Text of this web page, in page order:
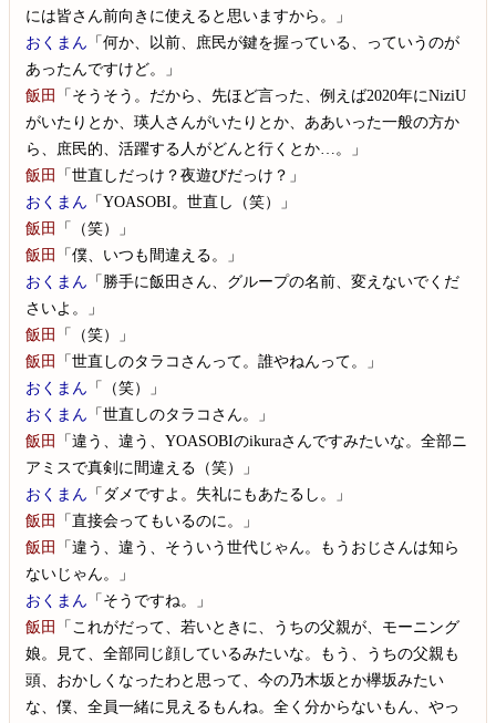
には皆さん前向きに使えると思いますから。」
おくまん 「何か、以前、庶民が鍵を握っている、っていうのが
あったんですけど。」
飯田
「そうそう。だから、先ほど言った、例えば2020年にNiziU
がいたりとか、瑛人さんがいたりとか、ああいった一般の方か
ら、庶民的、活躍する人がどんと行くとか…。」
飯田
「世直しだっけ？夜遊びだっけ？」
おくまん 「YOASOBI。世直し（笑）」
飯田
「（笑）」
飯田
「僕、いつも間違える。」
おくまん 「勝手に飯田さん、グループの名前、変えないでくだ
さいよ。」
飯田
「（笑）」
飯田
「世直しのタラコさんって。誰やねんって。」
おくまん 「（笑）」
おくまん 「世直しのタラコさん。」
飯田
「違う、違う、YOASOBIのikuraさんですみたいな。全部ニ
アミスで真剣に間違える（笑）」
おくまん 「ダメですよ。失礼にもあたるし。」
飯田
「直接会ってもいるのに。」
飯田
「違う、違う、そういう世代じゃん。もうおじさんは知ら
ないじゃん。」
おくまん 「そうですね。」
飯田
「これがだって、若いときに、うちの父親が、モーニング
娘。見て、全部同じ顔しているみたいな。もう、うちの父親も
頭、おかしくなったわと思って、今の乃木坂とか欅坂みたい
な、僕、全員一緒に見えるもんね。全く分からないもん、やっ